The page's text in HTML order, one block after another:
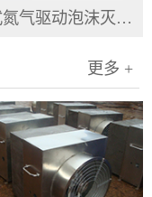
移动式氮气驱动泡沫灭火装置
更多 +